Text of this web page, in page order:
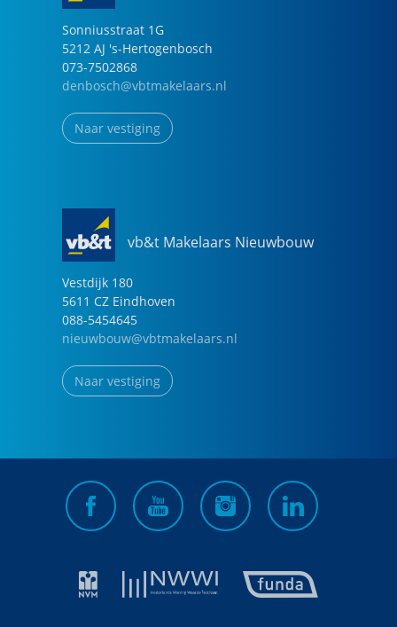
Sonniusstraat 1G
5212 AJ 's-Hertogenbosch
073-7502868
denbosch@vbtmakelaars.nl
Naar vestiging
vb&t Makelaars Nieuwbouw
Vestdijk 180
5611 CZ Eindhoven
088-5454645
nieuwbouw@vbtmakelaars.nl
Naar vestiging